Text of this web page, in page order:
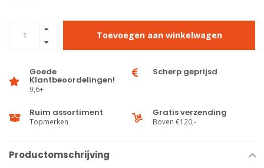
Toevoegen aan winkelwagen
Goede
Klantbeoordelingen!
9,6+
Scherp geprijsd
Ruim assortiment
Topmerken
Gratis verzending
Boven €120,-
Productomschrijving